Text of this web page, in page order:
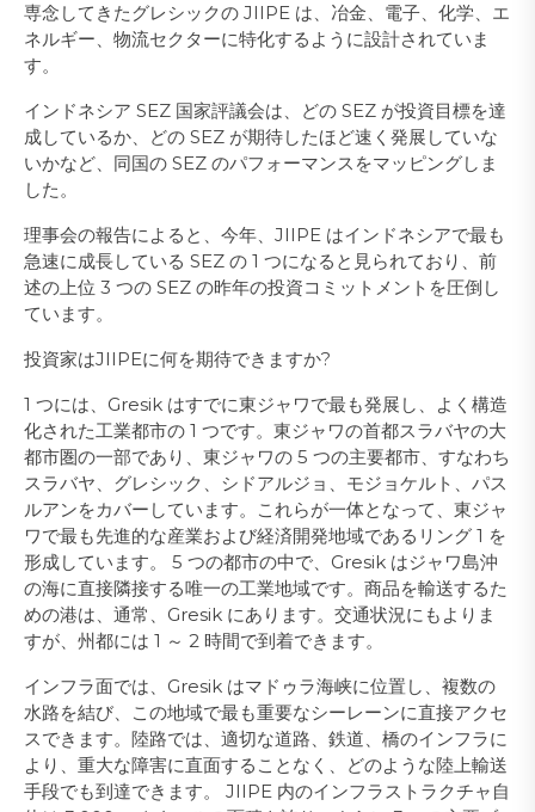
専念してきたグレシックの JIIPE は、冶金、電子、化学、エ
ネルギー、物流セクターに特化するように設計されていま
す。
インドネシア SEZ 国家評議会は、どの SEZ が投資目標を達
成しているか、どの SEZ が期待したほど速く発展していな
いかなど、同国の SEZ のパフォーマンスをマッピングしま
した。
理事会の報告によると、今年、JIIPE はインドネシアで最も
急速に成長している SEZ の 1 つになると見られており、前
述の上位 3 つの SEZ の昨年の投資コミットメントを圧倒し
ています。
投資家はJIIPEに何を期待できますか?
1 つには、Gresik はすでに東ジャワで最も発展し、よく構造
化された工業都市の 1 つです。東ジャワの首都スラバヤの大
都市圏の一部であり、東ジャワの 5 つの主要都市、すなわち
スラバヤ、グレシック、シドアルジョ、モジョケルト、パス
ルアンをカバーしています。これらが一体となって、東ジャ
ワで最も先進的な産業および経済開発地域であるリング 1 を
形成しています。 5 つの都市の中で、Gresik はジャワ島沖
の海に直接隣接する唯一の工業地域です。商品を輸送するた
めの港は、通常、Gresik にあります。交通状況にもよりま
すが、州都には 1 ～ 2 時間で到着できます。
インフラ面では、Gresik はマドゥラ海峡に位置し、複数の
水路を結び、この地域で最も重要なシーレーンに直接アクセ
スできます。陸路では、適切な道路、鉄道、橋のインフラに
より、重大な障害に直面することなく、どのような陸上輸送
手段でも到達できます。 JIIPE 内のインフラストラクチャ自